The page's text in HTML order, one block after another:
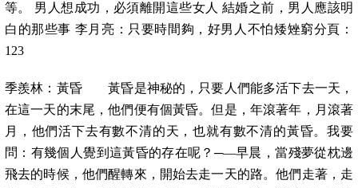
等。 男人想成功，必須離開這些女人 結婚之前，男人應該明
白的那些事 李月亮：只要時間夠，好男人不怕矮矬窮分頁：
123
季羨林：黃昏 黃昏是神秘的，只要人們能多活下去一天，
在這一天的末尾，他們便有個黃昏。但是，年滾著年，月滾著
月，他們活下去有數不清的天，也就有數不清的黃昏。我要
問：有幾個人覺到這黃昏的存在呢？─—早晨，當殘夢從枕邊
飛去的時候，他們醒轉來，開始去走一天的路。他們走著，走